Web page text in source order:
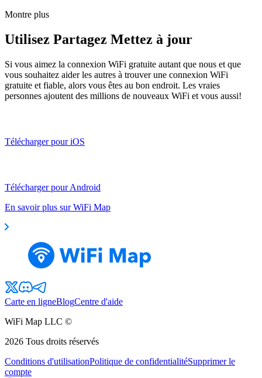
Montre plus
Utilisez Partagez Mettez à jour
Si vous aimez la connexion WiFi gratuite autant que nous et que
vous souhaitez aider les autres à trouver une connexion WiFi
gratuite et fiable, alors vous êtes au bon endroit. Les vraies
personnes ajoutent des millions de nouveaux WiFi et vous aussi!
Télécharger pour iOS
Télécharger pour Android
En savoir plus sur WiFi Map
Carte en ligneBlogCentre d'aide
WiFi Map LLC ©
2026 Tous droits réservés
Conditions d'utilisationPolitique de confidentialitéSupprimer le
compte